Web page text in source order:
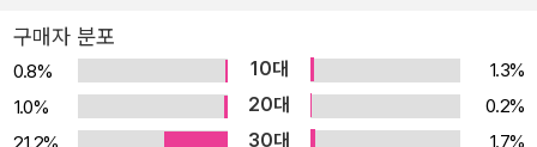
구매자 분포
0.8% 10대
1.3%
1.0%
20대
0.2%
30대
1.7%